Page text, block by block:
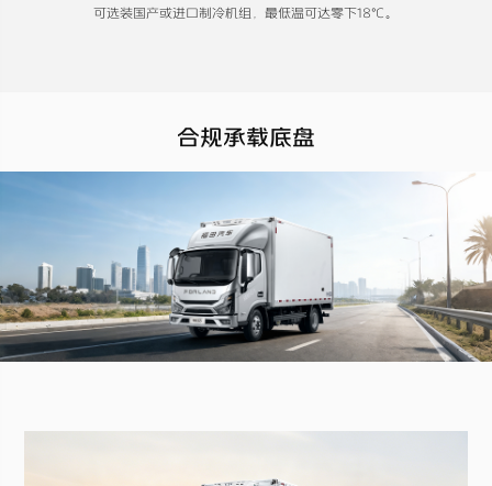
可选装国产或进口制冷机组，最低温可达零下18℃。
合规承载底盘